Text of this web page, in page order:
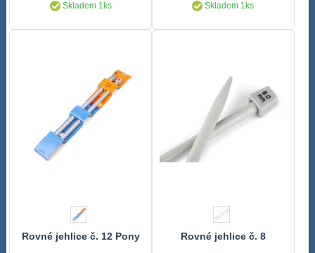
Skladem 1ks Skladem 1ks
Rovné jehlice č. 12 Pony Rovné jehlice č. 8